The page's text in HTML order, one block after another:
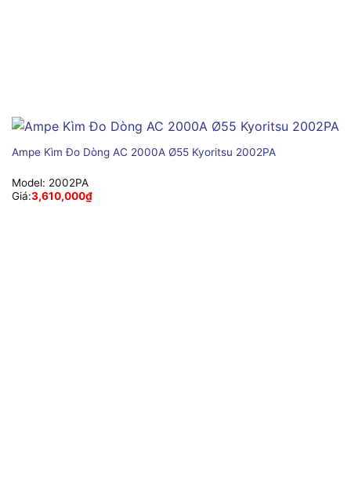
Ampe Kìm Đo Dòng AC 2000A Ø55 Kyoritsu 2002PA
Model: 2002PA
Giá:3,610,000₫